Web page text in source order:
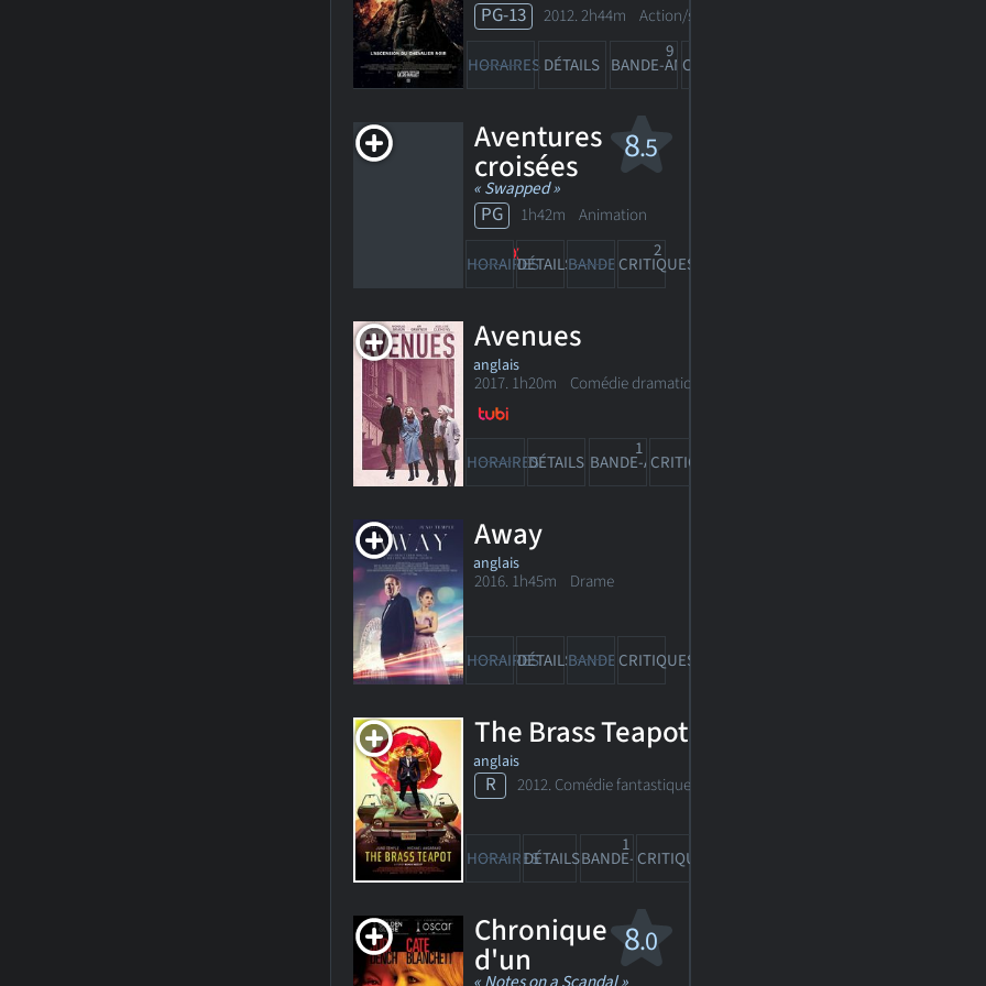
PG-13 2012. 2h44m Action/suspense
HORAIRES DÉTAILS BANDE-ANN
9
CRITIQUES
8.5
Aventures
croisées
« Swapped »
PG 1h42m Animation
HORAIRESDÉTAILSBANDE-ANNCRITIQUES
2
Avenues
anglais
2017. 1h20m Comédie dramatique
HORAIRESDÉTAILS BANDE-ANN
1
CRITIQUES
Away
anglais
2016. 1h45m Drame
HORAIRESDÉTAILSBANDE-ANNCRITIQUES
The Brass Teapot
anglais
R 2012. Comédie fantastique
HORAIRESDÉTAILSBANDE-ANN
1
CRITIQUES
8.0
Chronique
d'un